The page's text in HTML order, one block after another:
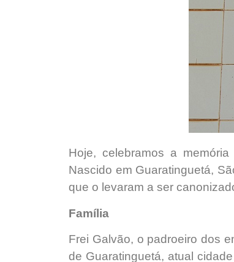
Hoje, celebramos a
Nascido em Guaratinguetá,
que o levaram a ser
Família
Frei Galvão, o padroeiro dos
de Guaratinguetá, atual